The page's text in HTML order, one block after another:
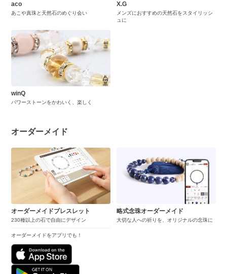
aco
あこや真珠と天然石のめぐり会い
X.G
メンズにおすすめの天然石をスタイリッシ
ュに
winQ
パワーストーンをかわいく、楽しく
オーダーメイド
オーダーメイドブレスレット
230種以上の石で自由にデザイン
オーダーメイドをアプリでも！
略式念珠オーダーメイド
大切な人への祈りを、オリジナルの念珠に